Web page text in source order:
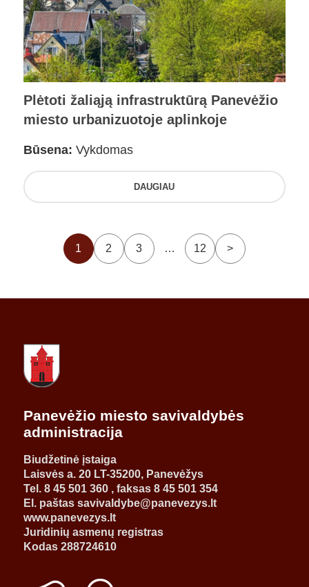
Plėtoti žaliąją infrastruktūrą Panevėžio
miesto urbanizuotoje aplinkoje
Būsena: Vykdomas
DAUGIAU
1 2 3 … 12 >
Panevėžio miesto savivaldybės
administracija
Biudžetinė įstaiga
Laisvės a. 20 LT-35200, Panevėžys
Tel. 8 45 501 360 , faksas 8 45 501 354
El. paštas savivaldybe@panevezys.lt
www.panevezys.lt
Juridinių asmenų registras
Kodas 288724610